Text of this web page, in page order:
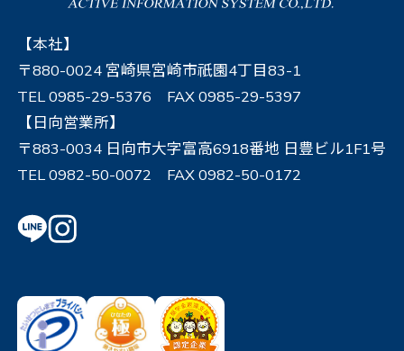
【本社】
〒880-0024 宮崎県宮崎市祇園4丁目83-1
TEL 0985-29-5376 FAX 0985-29-5397
【日向営業所】
〒883-0034 日向市大字富高6918番地 日豊ビル1F1号
TEL 0982-50-0072 FAX 0982-50-0172